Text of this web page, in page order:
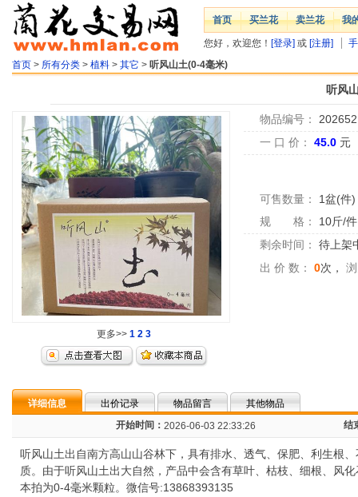
首页 买兰花 卖兰花 我
您好，欢迎您！ [登录] 或 [注册]
首页 > 所有分类 > 植料 > 其它 > 听风山土(0-4毫米)
听风
更多>> 1 2 3
物品编号：
一 口 价：
45.0 元
可售数量： 1盆(件)
规 格：
10斤/件
剩余时间：
待上架
出 价 数：
0次，
详细信息 出价记录 物品留言
其他物品
开始时间： 2026-06-03 22:33:26 结
听风山土出自南方高山山谷林下，具有排水、透气、保肥、利生根
质。由于听风山土出大自然，产品中会含有草叶、枯枝、细根、风
本拍为0-4毫米颗粒。微信号:13868393135